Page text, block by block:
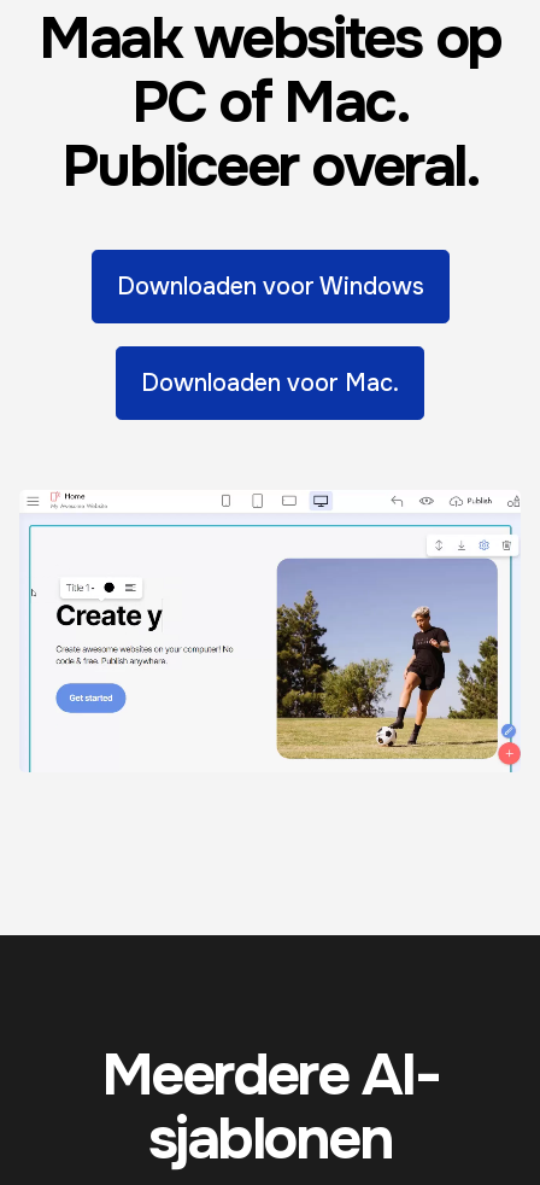
Maak websites op
PC of Mac.
Publiceer overal.
Downloaden voor Windows
Downloaden voor Mac.
Meerdere AI-
sjablonen